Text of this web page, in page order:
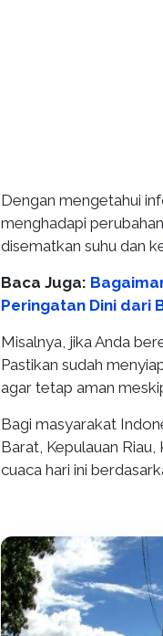
Dengan mengetahui
menghadapi
disematkan suhu dan
Baca Juga:
Peringatan Dini dari
Misalnya, jika Anda
Pastikan sudah
agar tetap aman
Bagi masyarakat
Barat, Kepulauan
cuaca hari ini